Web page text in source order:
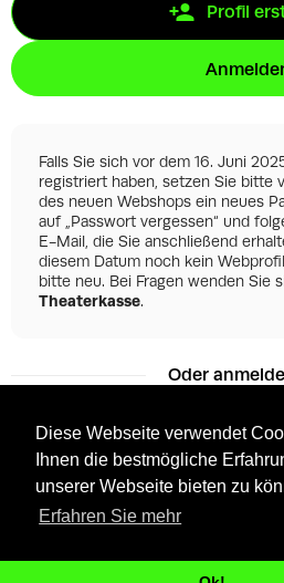
Diese Webseite verwendet
Ihnen die bestmögliche
unserer Webseite bieten zu
Erfahren Sie mehr
Profil
Falls Sie sich vor dem 16. Juni
registriert haben, setzen Sie bitte
des neuen Webshops ein neues
auf „Passwort vergessen“ und
E-Mail, die Sie anschließend
diesem Datum noch kein
bitte neu. Bei Fragen wenden Sie
Theaterkasse.
Oder
Facebook